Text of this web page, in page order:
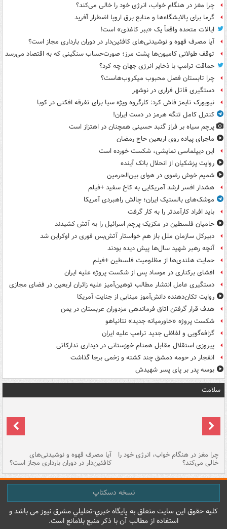
چرا مغز در هنگام خواب، انرژی خود را خالی می‌کند؟
گرما برای پالایشگاه‌ها و منابع برق اروپا اضطرار آفرید
ایالات متحده واقعاً یک «ببر کاغذی» است!
آیا مصرف قهوه و نوشیدنی‌های کافئین‌دار در دوران بارداری مجاز است؟
توقف طولانی کامیون‌ها پشت مرز؛ صورت‌حساب سنگینی که به اقتصاد می‌رسد
حماقت ترامپ با ذخایر انرژی جهان چه کرد؟
چرا تابستان فصل محبوب میکروب‌هاست؟
دستگیری قاتل فراری در نوشهر
نیویورک تایمز فاش کرد: کارگروه ویژه سیا برای تفرقه افکنی در کوبا
کنترل کامل تنگه هرمز در دست ایران!
پرچم سیاه بر فراز گنبد حسینی همچنان در اهتزاز است
ماجرای پیاده روی اربعین حاج رمضان
این دیپلماسی نمایشی، شکست خورده است
روایت پزشکیان از انحلال بانک آینده
شمیم خوش رضوی در هوای بین‌الحرمین
هشدار افسر ارشد آمریکایی به کاخ سفید +فیلم
موشک‌های بالستیک ایران؛ چالش راهبردی آمریکا
باید افراد کارآمدتر را به کار گرفت
حامیان فلسطین در مکزیک پرچم اسرائیل را به آتش کشیدند
دبیرکل سازمان ملل باز هم خواستار آتش‌بس فوری در اوکراین شد
آنچه رهبر شهید سال‌ها پیش دیده بودند
حمایت هلندی‌ها از مظلومیت فلسطین +فیلم
افشای برکناری در موساد پس از شکست پروژه علیه ایران
دستگیری عامل انتشار مطالب توهین‌آمیز علیه زائران اربعین در فضای مجازی
روایت تکان‌دهنده دانش‌آموز مینابی از جنایت آمریکا
هدف قرار گرفتن اتاق‌ فرماندهی مزدوران عربستان در یمن
شکست پروژه «خاورمیانه جدید» نتانیاهو
گزافه‌گویی و لفاظی جدید ترامپ علیه ایران
پیروزی استقلال مقابل همنام خوزستانی در دیداری تدارکاتی
انفجار در حومه دمشق چند کشته و زخمی برجا گذاشت
بوسه‌ پدر بر پای پسر شهیدش
سلامت
چرا مغز در هنگام خواب، انرژی خود را
خالی می‌کند؟
آیا مصرف قهوه و نوشیدنی‌های
کافئین‌دار در دوران بارداری مجاز است؟
نسخه دسکتاپ
کليه حقوق اين سايت متعلق به پایگاه خبري-تحليلي مشرق نيوز می باشد و
استفاده از مطالب آن با ذکر منبع بلامانع است.